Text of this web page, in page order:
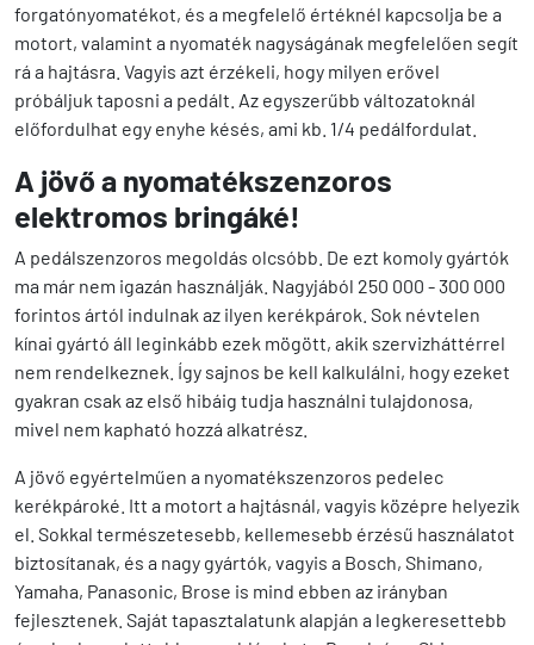
forgatónyomatékot, és a megfelelő értéknél kapcsolja be a
motort, valamint a nyomaték nagyságának megfelelően segít
rá a hajtásra. Vagyis azt érzékeli, hogy milyen erővel
próbáljuk taposni a pedált. Az egyszerűbb változatoknál
előfordulhat egy enyhe késés, ami kb. 1/4 pedálfordulat.
A jövő a nyomatékszenzoros
elektromos bringáké!
A pedálszenzoros megoldás olcsóbb. De ezt komoly gyártók
ma már nem igazán használják. Nagyjából 250 000 - 300 000
forintos ártól indulnak az ilyen kerékpárok. Sok névtelen
kínai gyártó áll leginkább ezek mögött, akik szervizháttérrel
nem rendelkeznek. Így sajnos be kell kalkulálni, hogy ezeket
gyakran csak az első hibáig tudja használni tulajdonosa,
mivel nem kapható hozzá alkatrész.
A jövő egyértelműen a nyomatékszenzoros pedelec
kerékpároké. Itt a motort a hajtásnál, vagyis középre helyezik
el. Sokkal természetesebb, kellemesebb érzésű használatot
biztosítanak, és a nagy gyártók, vagyis a Bosch, Shimano,
Yamaha, Panasonic, Brose is mind ebben az irányban
fejlesztenek. Saját tapasztalatunk alapján a legkeresettebb